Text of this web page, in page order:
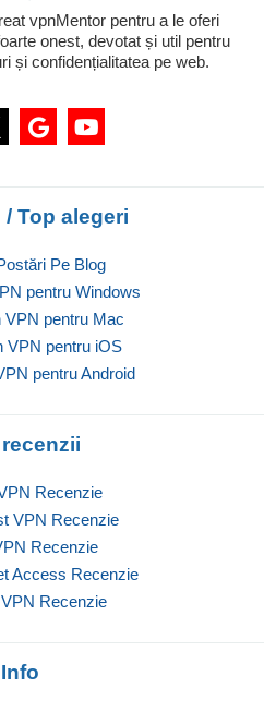
vpnMentor pentru a le oferi
onest, devotat și util pentru
și confidențialitatea pe web.
Top alegeri
Pe Blog
pentru Windows
VPN pentru Mac
VPN pentru iOS
pentru Android
Recenzie
VPN Recenzie
Recenzie
Access Recenzie
Recenzie
Info